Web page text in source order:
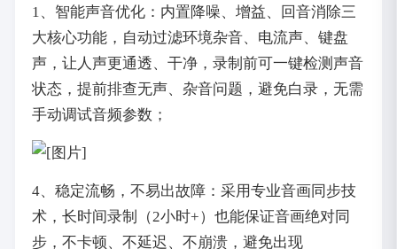
1、智能声音优化：内置降噪、增益、回音消除三
大核心功能，自动过滤环境杂音、电流声、键盘
声，让人声更通透、干净，录制前可一键检测声音
状态，提前排查无声、杂音问题，避免白录，无需
手动调试音频参数；
4、稳定流畅，不易出故障：采用专业音画同步技
术，长时间录制（2小时+）也能保证音画绝对同
步，不卡顿、不延迟、不崩溃，避免出现